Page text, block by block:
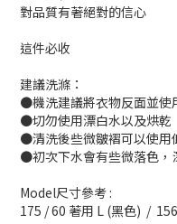
對品質有著絕對的信心
這件必收
建議洗滌：
●機洗建議將衣物反面並使
●切勿使用漂白水以及烘乾
●清洗後些微皺褶可以使用
●初次下水會有些微落色，
Model尺寸參考 :
175 / 60 著用 L (黑色) /